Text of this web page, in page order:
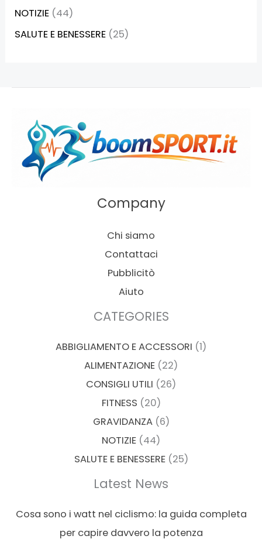
NOTIZIE (44)
SALUTE E BENESSERE (25)
Company
Chi siamo
Contattaci
Pubblicitò
Aiuto
CATEGORIES
ABBIGLIAMENTO E ACCESSORI (1)
ALIMENTAZIONE (22)
CONSIGLI UTILI (26)
FITNESS (20)
GRAVIDANZA(6)
NOTIZIE (44)
SALUTE E BENESSERE(25)
Latest News
Cosa sono i watt nel ciclismo: la guida completa
per capire davvero la potenza